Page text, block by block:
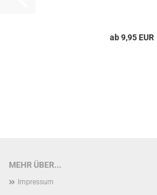
ab 9,95 EUR
MEHR ÜBER...
Impressum